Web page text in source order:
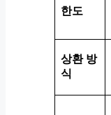
한도
상환 방
식